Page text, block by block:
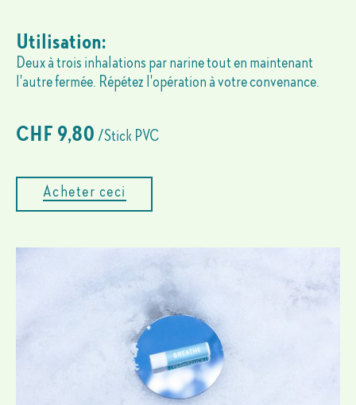
Utilisation:
Deux à trois inhalations par narine tout en maintenant
l'autre fermée. Répétez l'opération à votre convenance.
CHF 9,80/Stick PVC
Acheter ceci